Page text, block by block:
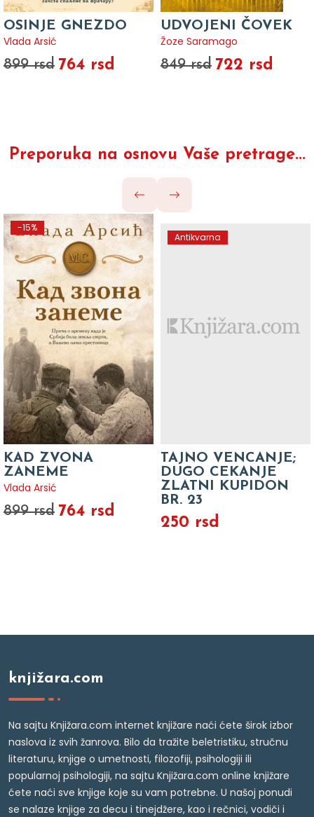
OSINJE GNEZDO
Vlada Arsić
899 rsd 764 rsd
UDVOJENI ČOVEK
Žoze Saramago
849 rsd 722 rsd
Preporuka na osnovu Vaše pretrage...
-15%
KAD ZVONA
ZANEME
Vlada Arsić
899 rsd 764 rsd
Antikvarna
TAJNO VENCANJE;
DUGO CEKANJE
ZLATNI KUPIDON
BR. 23
250 rsd
knjižara.com
Na sajtu Knjižara.com internet knjižare naći ćete širok izbor
naslova iz svih žanrova. Bilo da tražite beletristiku, stručnu
literaturu, knjige o umetnosti, filozofiji, psihologiji ili
popularnoj psihologiji, na sajtu Knjižara.com online knjižare
ćete naći sve knjige koje su vam potrebne. U našoj ponudi
se nalaze knjige za decu i tinejdžere, kao i rečnici, vodiči i